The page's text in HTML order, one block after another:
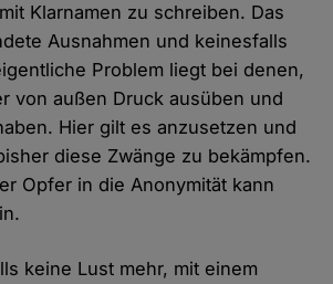
Klarnamen zu schreiben. Das
Ausnahmen und keinesfalls
Problem liegt bei denen,
von außen Druck ausüben und
Hier gilt es anzusetzen und
diese Zwänge zu bekämpfen.
Opfer in die Anonymität kann
keine Lust mehr, mit einem